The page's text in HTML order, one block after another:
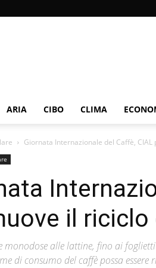
ARIA CIBO CLIMA
Giornata Internazionale del Caffè,
il riciclo
monodose alle lattine, fino ai
di consumo del caffè possa